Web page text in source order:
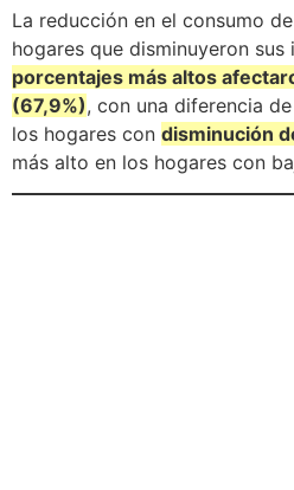
La reducción en el consumo
hogares que disminuyeron
porcentajes más altos
(67,9%), con una diferencia
los hogares con disminución
más alto en los hogares con